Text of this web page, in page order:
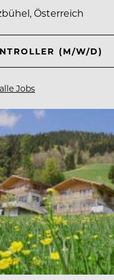
Österreich
(M/W/D)
Jobs